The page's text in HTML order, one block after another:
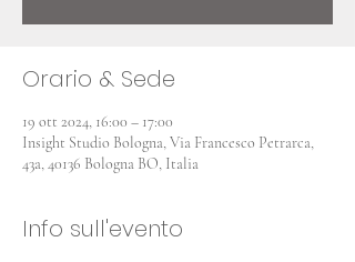
Orario & Sede
19 ott 2024, 16:00 – 17:00
Insight Studio Bologna, Via Francesco Petrarca,
43a, 40136 Bologna BO, Italia
Info sull'evento